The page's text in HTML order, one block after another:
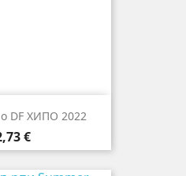
DF ХИПО 2022
€